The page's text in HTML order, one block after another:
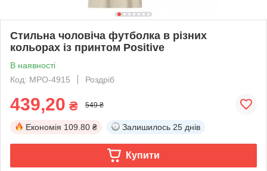
Стильна чоловіча футболка в різних
кольорах із принтом Positive
В наявності
Код: MPO-4915
Роздріб
439,20 ₴ 549 ₴
Економія 109.80 ₴ Залишилось 25 днів
Купити